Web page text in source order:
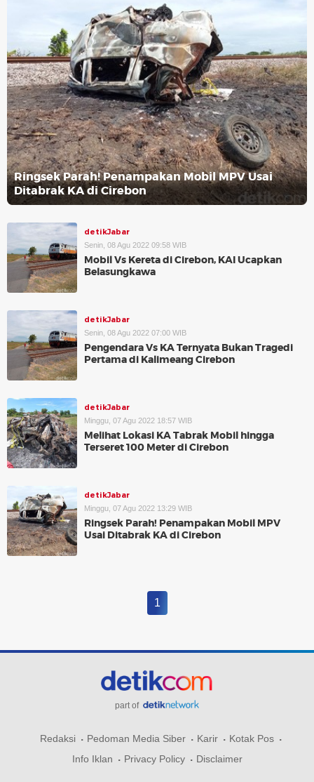
Ringsek Parah! Penampakan Mobil MPV Usai
Ditabrak KA di Cirebon
detikJabar
Senin, 08 Agu 2022 09:58 WIB
Mobil Vs Kereta di Cirebon, KAI Ucapkan
Belasungkawa
detikJabar
Senin, 08 Agu 2022 07:00 WIB
Pengendara Vs KA Ternyata Bukan Tragedi
Pertama di Kalimeang Cirebon
detikJabar
Minggu, 07 Agu 2022 18:57 WIB
Melihat Lokasi KA Tabrak Mobil hingga
Terseret 100 Meter di Cirebon
detikJabar
Minggu, 07 Agu 2022 13:29 WIB
Ringsek Parah! Penampakan Mobil MPV
Usai Ditabrak KA di Cirebon
1
part of
Redaksi Pedoman Media Siber Karir
Kotak Pos
Info Iklan
Privacy Policy Disclaimer